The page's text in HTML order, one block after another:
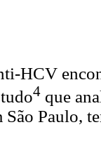
HCV
4 que
São Paulo,